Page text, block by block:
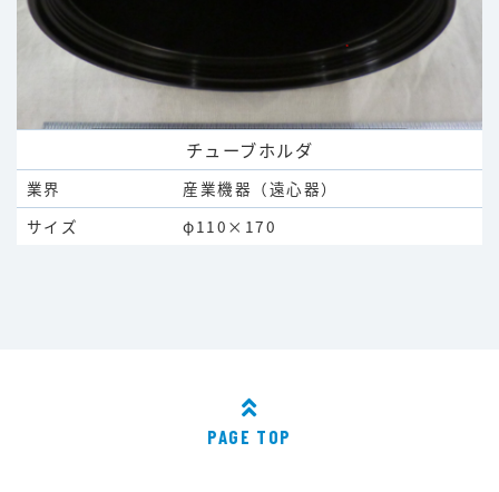
チューブホルダ
業界
産業機器（遠心器）
サイズ
φ110×170
PAGE TOP